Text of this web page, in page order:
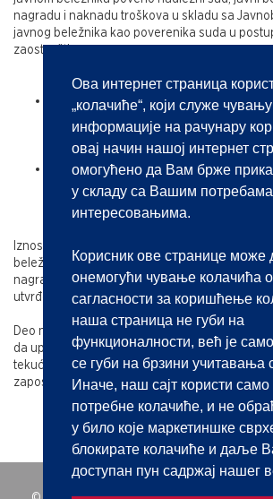
Ова интернет страница
„колачиће“, који служе
информације на рачунару
овај начин нашој интернет
омогућено да Вам брже
у складу са Вашим
интересовањима.
Корисник ове странице може
онемогући чување колачића
сагласности за коришћење
наша страница не губи на
функционалности, већ је
се губи на брзини учитавања
Иначе, наш сајт користи
потребне колачиће, и не
у било које маркетиншке
блокирате колачиће и даље
доступан пун садржај нашег
nagradu i naknadu troškova u skladu sa
javnog beležnika kao poverenika suda u
zaostavštine.
Javnobeležnička tarifa ("Službeni glasnik
103/2014, 138/2014, 12/2016, 17/2017, 67/
14/2019, 49/2019, 17/2020, 91/2020, 36/
Javnobeležnička tarifa javnog beležnika
suda u postupku za raspravljanje
RS", br. 12/2016 i 62/2025)
Iznosi utvrđeni navedenim tarifama su
beležnike i ne mogu biti predmet sporazuma
nagrada ili naknada troškova u iznosu
utvrđenog važećom tarifom.
Deo naplaćene nagrade u visini od 30%, javni
da uplati na račun javnih prihoda koji iznos se
tekuće rashode sudova i poboljšanje
zaposlenih u sudovima, kao i druge rashode i